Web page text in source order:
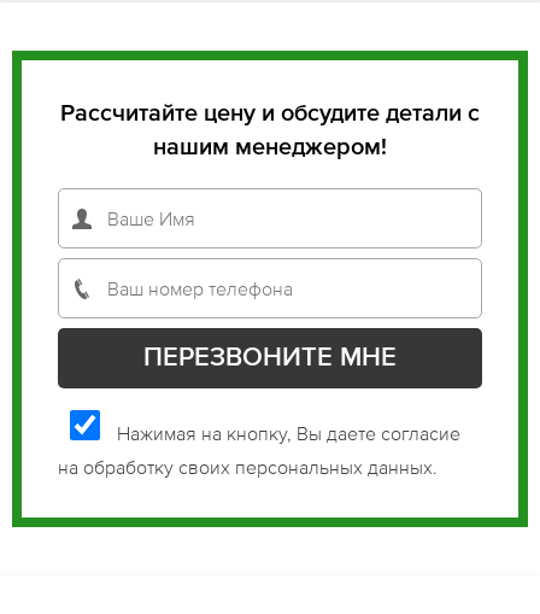
Рассчитайте цену и обсудите детали с
нашим менеджером!
Нажимая на кнопку, Вы даете согласие
на обработку своих персональных данных.